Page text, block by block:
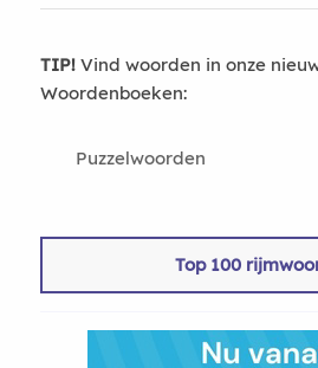
TIP!Vind woorden in onze
Woordenboeken:
Puzzelwoorden
Top 100